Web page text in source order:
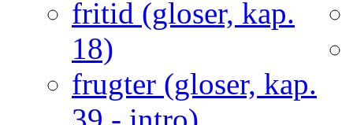
fritid (gloser, kap.
18)
frugter (gloser, kap.